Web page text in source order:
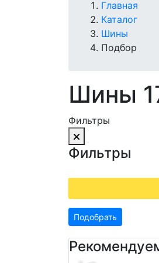
Главная
Каталог
Шины
Подбор
Шины
Фильтры
Фильтры
Подобрать